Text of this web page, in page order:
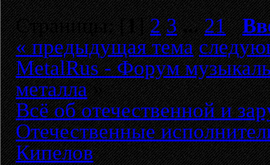
Страницы: [1]2 3 ...21
« предыдущая тема
MetalRus - Форум
металла»
Всё об отечественной и
Отечественные
Кипелов